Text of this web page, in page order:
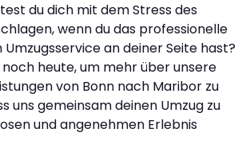
du dich mit dem Stress des
wenn du das professionelle
Umzugsservice an deiner Seite hast?
heute, um mehr über unsere
von Bonn nach Maribor zu
uns gemeinsam deinen Umzug zu
und angenehmen Erlebnis